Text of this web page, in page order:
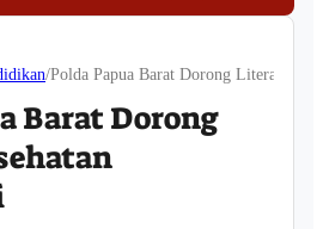
/Polda Papua Barat Dorong Literasi
Barat Dorong